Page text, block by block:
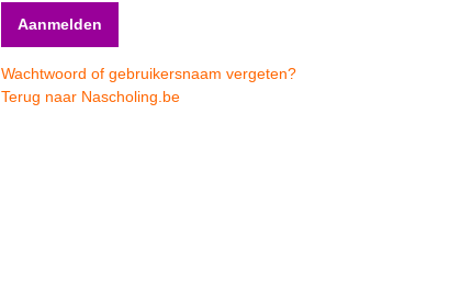
Wachtwoord of gebruikersnaam vergeten?
Terug naar Nascholing.be